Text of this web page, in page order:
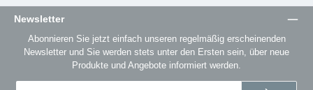
Newsletter
Abonnieren Sie jetzt einfach unseren regelmäßig erscheinenden
Newsletter und Sie werden stets unter den Ersten sein, über neue
Produkte und Angebote informiert werden.